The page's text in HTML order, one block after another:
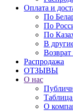
Оплата и
По
По
По
В
Распродажа
ОТЗЫВЫ
О нас
О